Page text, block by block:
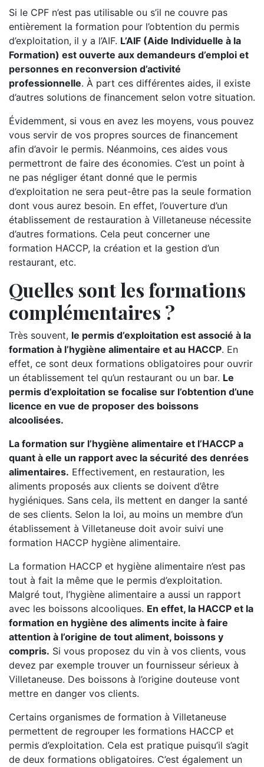
Si le CPF n’est pas utilisable ou s’il ne couvre pas
entièrement la formation pour l’obtention du permis
d’exploitation, il y a l’AIF. L’AIF (Aide Individuelle à la
Formation) est ouverte aux demandeurs d’emploi et
personnes en reconversion d’activité
professionnelle. À part ces différentes aides, il existe
d’autres solutions de financement selon votre situation.
Évidemment, si vous en avez les moyens, vous pouvez
vous servir de vos propres sources de financement
afin d’avoir le permis. Néanmoins, ces aides vous
permettront de faire des économies. C’est un point à
ne pas négliger étant donné que le permis
d’exploitation ne sera peut-être pas la seule formation
dont vous aurez besoin. En effet, l’ouverture d’un
établissement de restauration à Villetaneuse nécessite
d’autres formations. Cela peut concerner une
formation HACCP, la création et la gestion d’un
restaurant, etc.
Quelles sont les formations
complémentaires ?
Très souvent, le permis d’exploitation est associé à la
formation à l’hygiène alimentaire et au HACCP. En
effet, ce sont deux formations obligatoires pour ouvrir
un établissement tel qu’un restaurant ou un bar. Le
permis d’exploitation se focalise sur l’obtention d’une
licence en vue de proposer des boissons
alcoolisées.
La formation sur l’hygiène alimentaire et l’HACCP a
quant à elle un rapport avec la sécurité des denrées
alimentaires. Effectivement, en restauration, les
aliments proposés aux clients se doivent d’être
hygiéniques. Sans cela, ils mettent en danger la santé
de ses clients. Selon la loi, au moins un membre d’un
établissement à Villetaneuse doit avoir suivi une
formation HACCP hygiène alimentaire.
La formation HACCP et hygiène alimentaire n’est pas
tout à fait la même que le permis d’exploitation.
Malgré tout, l’hygiène alimentaire a aussi un rapport
avec les boissons alcooliques. En effet, la HACCP et la
formation en hygiène des aliments incite à faire
attention à l’origine de tout aliment, boissons y
compris. Si vous proposez du vin à vos clients, vous
devez par exemple trouver un fournisseur sérieux à
Villetaneuse. Des boissons à l’origine douteuse vont
mettre en danger vos clients.
Certains organismes de formation à Villetaneuse
permettent de regrouper les formations HACCP et
permis d’exploitation. Cela est pratique puisqu’il s’agit
de deux formations obligatoires. C’est également un